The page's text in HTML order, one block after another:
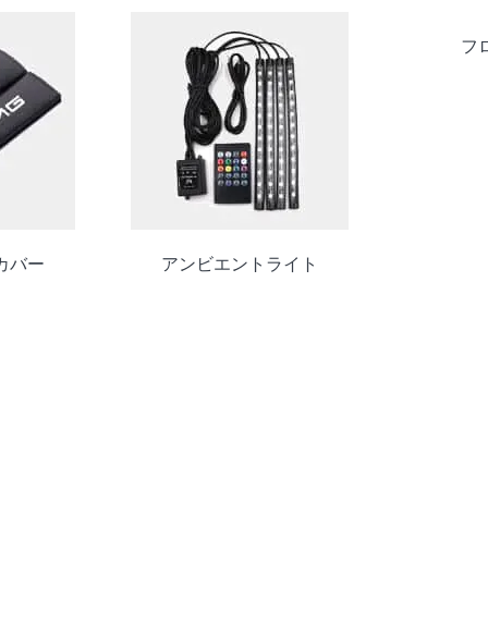
バー アンビエントライト
フ